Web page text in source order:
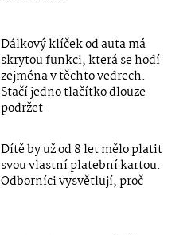
Dálkový klíček od auta má
skrytou funkci, která se hodí
zejména v těchto vedrech.
Stačí jedno tlačítko dlouze
podržet
Dítě by už od 8 let mělo platit
svou vlastní platební kartou.
Odborníci vysvětlují, proč